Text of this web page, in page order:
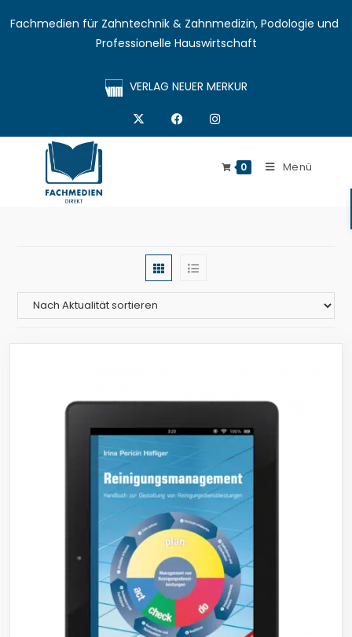
Fachmedien für Zahntechnik & Zahnmedizin, Podologie und
Professionelle Hauswirtschaft
VERLAG NEUER MERKUR
0 Menü